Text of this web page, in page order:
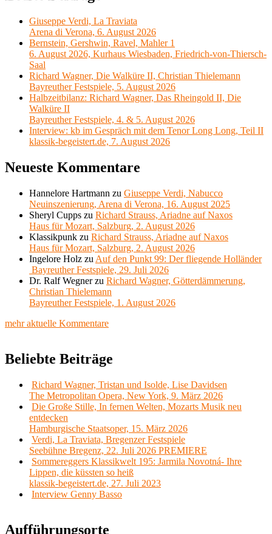
Giuseppe Verdi, La Traviata
Arena di Verona, 6. August 2026
Bernstein, Gershwin, Ravel, Mahler 1
6. August 2026, Kurhaus Wiesbaden, Friedrich-von-Thiersch-
Saal
Richard Wagner, Die Walküre II, Christian Thielemann
Bayreuther Festspiele, 5. August 2026
Halbzeitbilanz: Richard Wagner, Das Rheingold II, Die
Walküre II
Bayreuther Festspiele, 4. & 5. August 2026
Interview: kb im Gespräch mit dem Tenor Long Long, Teil II
klassik-begeistert.de, 7. August 2026
Neueste Kommentare
Hannelore Hartmann zu Giuseppe Verdi, Nabucco
Neuinszenierung, Arena di Verona, 16. August 2025
Sheryl Cupps zu Richard Strauss, Ariadne auf Naxos
Haus für Mozart, Salzburg, 2. August 2026
Klassikpunk zu Richard Strauss, Ariadne auf Naxos
Haus für Mozart, Salzburg, 2. August 2026
Ingelore Holz zu Auf den Punkt 99: Der fliegende Holländer
Bayreuther Festspiele, 29. Juli 2026
Dr. Ralf Wegnerzu Richard Wagner, Götterdämmerung,
Christian Thielemann
Bayreuther Festspiele, 1. August 2026
mehr aktuelle Kommentare
Beliebte Beiträge
Richard Wagner, Tristan und Isolde, Lise Davidsen
The Metropolitan Opera, New York, 9. März 2026
Die Große Stille, In fernen Welten, Mozarts Musik neu
entdecken
Hamburgische Staatsoper, 15. März 2026
Verdi, La Traviata, Bregenzer Festspiele
Seebühne Bregenz, 22. Juli 2026 PREMIERE
Sommereggers Klassikwelt 195: Jarmila Novotná- Ihre
Lippen, die küssten so heiß
klassik-begeistert.de, 27. Juli 2023
Interview Genny Basso
Aufführungsorte